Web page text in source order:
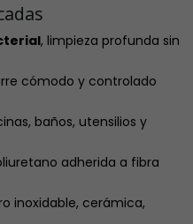
, limpieza profunda sin
cómodo y controlado
baños, utensilios y
adherida a fibra
inoxidable, cerámica,